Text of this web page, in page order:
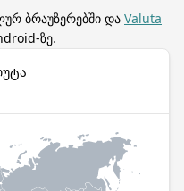
ბრაუზერებში და Valuta
ზე.